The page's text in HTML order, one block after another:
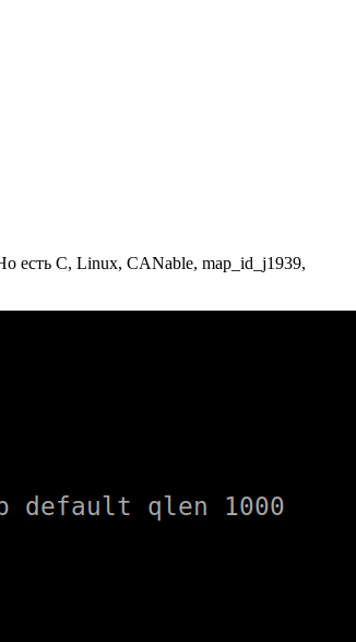
есть C, Linux, CANable, map_id_j1939,